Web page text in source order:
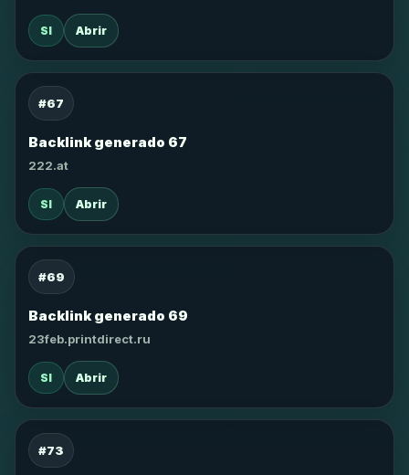
SI Abrir
#67
Backlink generado 67
222.at
SI Abrir
#69
Backlink generado 69
23feb.printdirect.ru
SI Abrir
#73